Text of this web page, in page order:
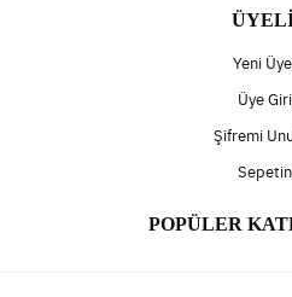
Yeni
Üye
Şifremi
POPÜLER